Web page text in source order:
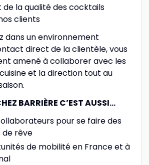
de la qualité des cocktails
clients
dans un environnement
direct de la clientèle, vous
amené à collaborer avec les
et la direction tout au
BARRIÈRE C’EST AUSSI…
pour se faire des
rêve
de mobilité en France et à